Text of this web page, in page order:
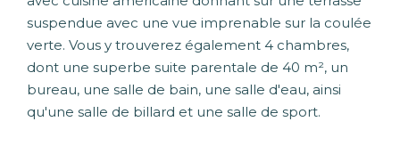
suspendue avec une vue imprenable sur la coulée
verte. Vous y trouverez également 4 chambres,
dont une superbe suite parentale de 40 m², un
bureau, une salle de bain, une salle d'eau, ainsi
qu'une salle de billard et une salle de sport.